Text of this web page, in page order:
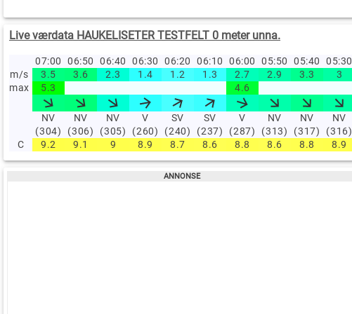
Live værdata HAUKELISETER TESTFELT 0 meter unna.
07:00 06:50 06:40 06:30 06:20 06:10 06:00 05:50 05:40 05:30
m/s
3.5 3.6 2.3 1.4 1.2 1.3 2.7 2.9 3.3 3
max
5.3 4.6
NV
(304)
NV
(306)
NV
(305)
V
(260)
SV
(240)
SV
(237)
V
(287)
NV
(313)
NV
(317)
NV
(316)
C
9.2 9.1 9 8.9 8.7 8.6 8.8 8.6 8.8 8.9